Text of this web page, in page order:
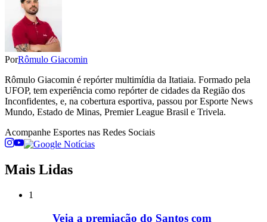
PorRômulo Giacomin
Rômulo Giacomin é repórter multimídia da Itatiaia. Formado pela
UFOP, tem experiência como repórter de cidades da Região dos
Inconfidentes, e, na cobertura esportiva, passou por Esporte News
Mundo, Estado de Minas, Premier League Brasil e Trivela.
Acompanhe Esportes nas Redes Sociais
Mais Lidas
1
Veja a premiação do Santos com